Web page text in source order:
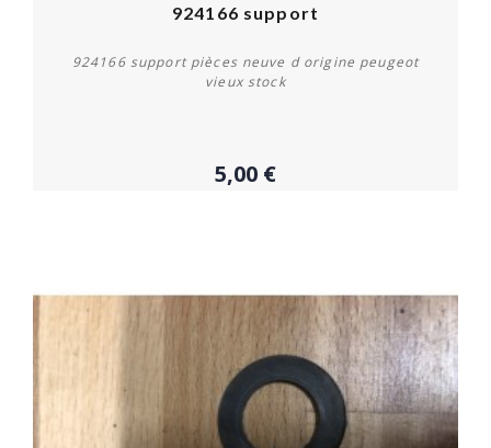
Acheter
924166 support
924166 support pièces neuve d origine peugeot
vieux stock
5,00 €